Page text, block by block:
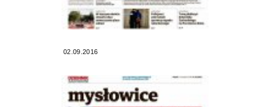
02.09.2016